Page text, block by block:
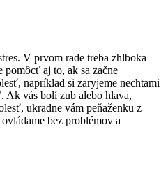
V prvom rade treba zhlboka
pomôcť aj to, ak sa začne
napríklad si zaryjeme nechtami
Ak vás bolí zub alebo hlava,
ukradne vám peňaženku z
bez problémov a